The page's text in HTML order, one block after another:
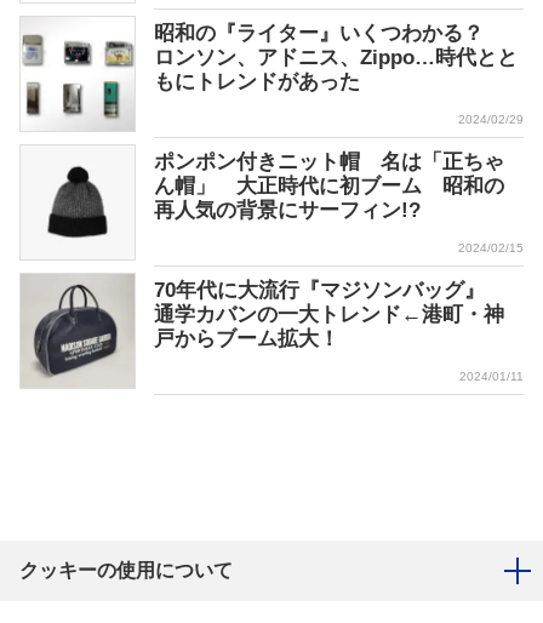
昭和の『ライター』いくつわかる？
ロンソン、アドニス、Zippo…時代とと
もにトレンドがあった
2024/02/29
ポンポン付きニット帽 名は「正ちゃ
ん帽」 大正時代に初ブーム 昭和の
再人気の背景にサーフィン!?
2024/02/15
70年代に大流行『マジソンバッグ』
通学カバンの一大トレンド←港町・神
戸からブーム拡大！
2024/01/11
クッキーの使用について